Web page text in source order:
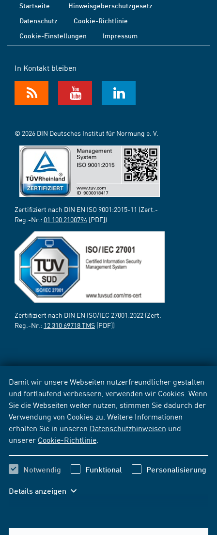
Damit wir unsere Webseiten nutzerfreundlicher gestalten
und fortlaufend verbessern, verwenden wir Cookies. Wenn
Sie die Webseiten weiter nutzen, stimmen Sie dadurch der
Verwendung von Cookies zu. Weitere Informationen
erhalten Sie in unseren Datenschutzhinweisen und
unserer Cookie-Richtlinie
Notwendig Funktional Personalisierung
Details anzeigen
Startseite
Hinweisgeberschutzgesetz
Datenschutz
Cookie-Richtlinie
Cookie-Einstellungen
Impressum
In Kontakt bleiben
© 2026 DIN Deutsches Institut für Normung e. V.
Zertifiziert nach DIN EN ISO 9001:2015-11 (Zert.-
Reg.-Nr.: 01 100 2100794 [PDF])
Zertifiziert nach DIN EN ISO/IEC 27001:2022 (Zert.-
Reg.-Nr.: 12 310 69718 TMS [PDF])